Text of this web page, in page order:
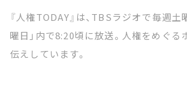
『人権TODAY』は、TBSラジオで毎週土
曜日」内で8:20頃に放送。人権をめぐる
伝えしています。